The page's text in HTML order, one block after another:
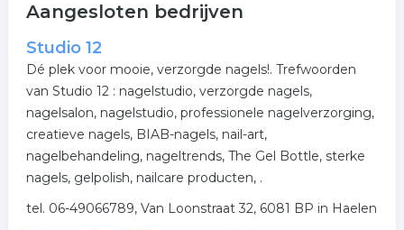
Aangesloten bedrijven
Studio 12
Dé plek voor mooie, verzorgde nagels!. Trefwoorden
van Studio 12 : nagelstudio, verzorgde nagels,
nagelsalon, nagelstudio, professionele nagelverzorging,
creatieve nagels, BIAB-nagels, nail-art,
nagelbehandeling, nageltrends, The Gel Bottle, sterke
nagels, gelpolish, nailcare producten, .
tel. 06-49066789, Van Loonstraat 32, 6081 BP in Haelen